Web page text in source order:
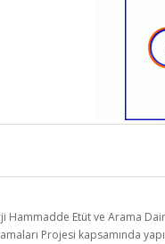
Hammadde Etüt ve Arama
Projesi kapsamında